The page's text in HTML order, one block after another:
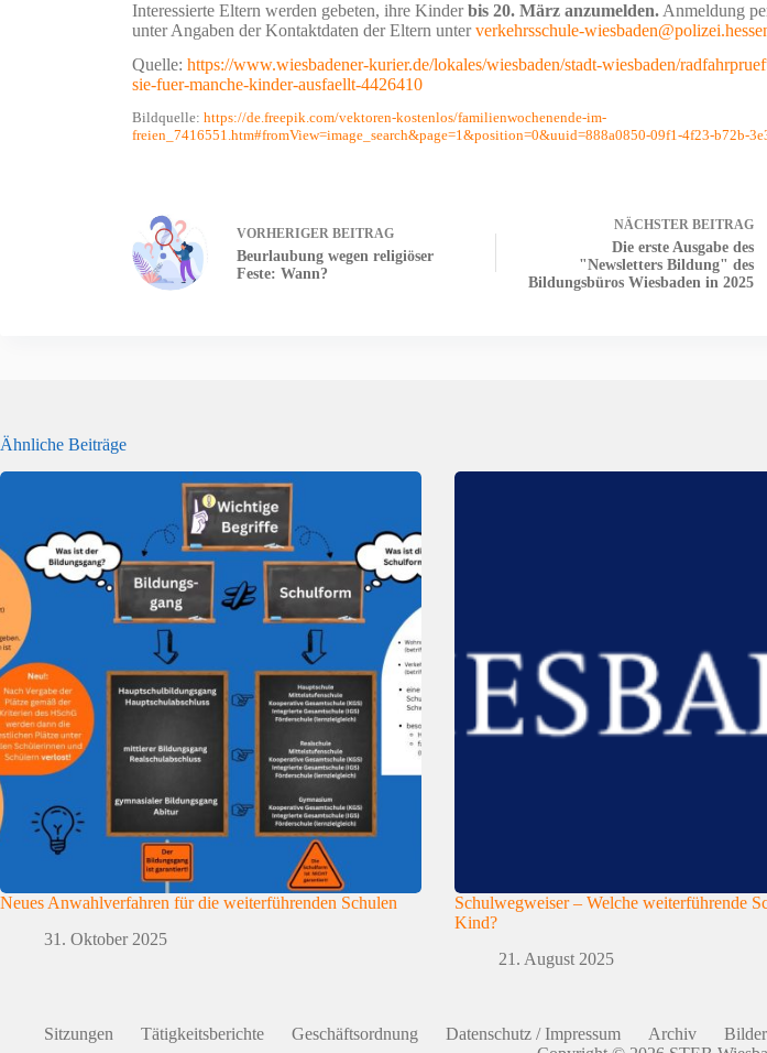
Interessierte Eltern werden gebeten, ihre Kinderbis 20. März anzumelden. Anmeldung
unter Angaben der Kontaktdaten der Eltern unterverkehrsschule-
Quelle: https://www.wiesbadener-kurier.de/lokales/wiesbaden/stadt-wiesbaden/
sie-fuer-manche-kinder-ausfaellt-4426410
Bildquelle: https://de.freepik.com/vektoren-kostenlos/familienwochenende-im-
freien_7416551.htm#fromView=image_search&page=1&position=0&uuid=888a0850-09f1-4f23-b72b-
VORHERIGER BEITRAG
Beurlaubung wegen religiöser
Feste: Wann?
NÄCHSTER BEITRAG
Die erste Ausgabe des
"Newsletters Bildung" des
Bildungsbüros Wiesbaden in 2025
Ähnliche Beiträge
Neues Anwahlverfahren für die weiterführenden Schulen
31. Oktober 2025
Schulwegweiser – Welche weiterführende
Kind?
21. August 2025
Sitzungen Tätigkeitsberichte Geschäftsordnung Datenschutz / Impressum Archiv